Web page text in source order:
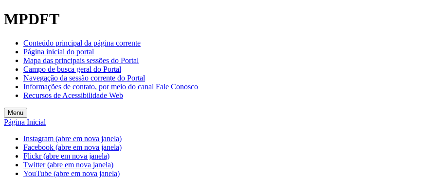
Welcome
to
One
Accessibility
screen
reader.
start
All
in
One
Accessibility
screen
reader,
press
"Ctrl
MPDFT
Conteúdo principal da página corrente
Página inicial do portal
Mapa das principais sessões do Portal
Campo de busca geral do Portal
Navegação da sessão corrente do Portal
Informações de contato, por meio do canal Fale Conosco
Recursos de Acessibilidade Web
Menu
Página Inicial
Instagram (abre em nova janela)
Facebook (abre em nova janela)
Flickr (abre em nova janela)
Twitter (abre em nova janela)
YouTube (abre em nova janela)